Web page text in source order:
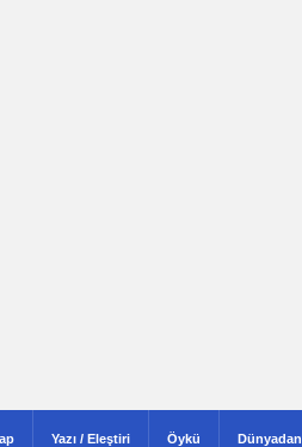
Yazı / Eleştiri Öykü Dünyadan